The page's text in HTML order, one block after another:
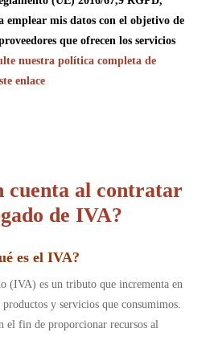
emplear mis datos con el objetivo de
que ofrecen los servicios
nuestra política completa de
enlace
cuenta al contratar
de IVA?
es el IVA?
(IVA) es un tributo que incrementa en
y servicios que consumimos.
el fin de proporcionar recursos al